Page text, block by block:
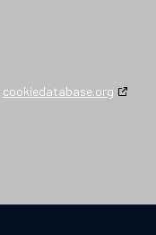
cookiedatabase.org